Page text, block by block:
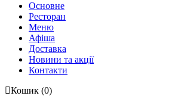
Основне
Ресторан
Меню
Афіша
Доставка
Новини та акції
Контакти
Кошик (0)